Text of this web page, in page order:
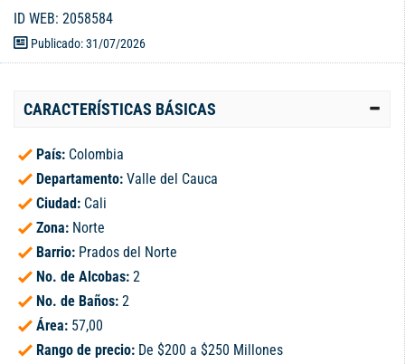
ID WEB: 2058584
Publicado: 31/07/2026
CARACTERÍSTICAS BÁSICAS
País: Colombia
Departamento: Valle del Cauca
Ciudad: Cali
Zona: Norte
Barrio: Prados del Norte
No. de Alcobas: 2
No. de Baños: 2
Área: 57,00
Rango de precio: De $200 a $250 Millones